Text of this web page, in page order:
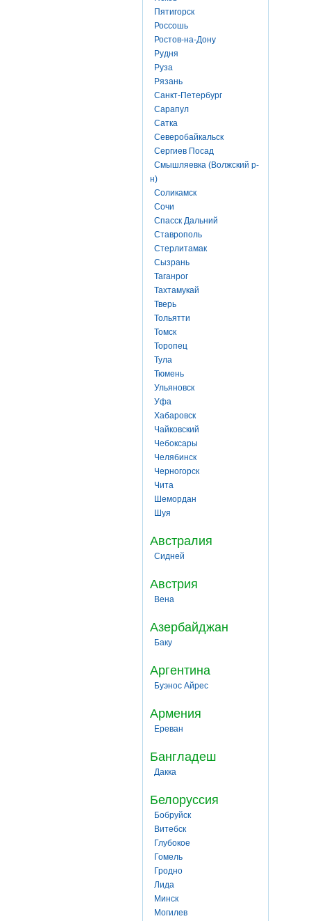
Пятигорск
Россошь
Ростов-на-Дону
Рудня
Руза
Рязань
Санкт-Петербург
Сарапул
Сатка
Северобайкальск
Сергиев Посад
Смышляевка (Волжский р-
н)
Соликамск
Сочи
Спасск Дальний
Ставрополь
Стерлитамак
Сызрань
Таганрог
Тахтамукай
Тверь
Тольятти
Томск
Торопец
Тула
Тюмень
Ульяновск
Уфа
Хабаровск
Чайковский
Чебоксары
Челябинск
Черногорск
Чита
Шемордан
Шуя
Австралия
Сидней
Австрия
Вена
Азербайджан
Баку
Аргентина
Буэнос Айрес
Армения
Ереван
Бангладеш
Дакка
Белоруссия
Бобруйск
Витебск
Глубокое
Гомель
Гродно
Лида
Минск
Могилев